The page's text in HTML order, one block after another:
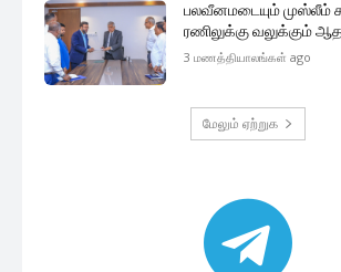
பலவீனமடையும் முஸ்லீம்
ரணிலுக்கு வலுக்கும்
3 மணத்தியாலங்கள் ago
மேலும் ஏற்றுக